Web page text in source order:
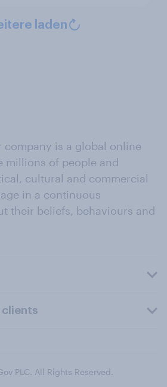
laden
company is a global online
millions of people and
cultural and commercial
in a continuous
their beliefs, behaviours and
clients
PLC. All Rights Reserved.